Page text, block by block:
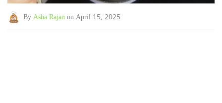
By Asha Rajan on April 15, 2025